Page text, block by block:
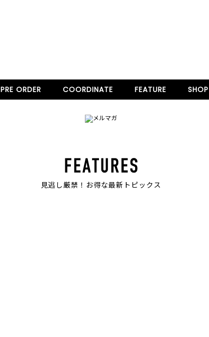
PRE ORDER COORDINATE FEATURE
見逃し厳禁！お得な最新トピックス